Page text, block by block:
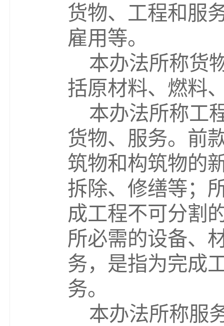
货物、工程和服
雇用等。
本办法所称货
括原材料、燃料
本办法所称工
货物、服务。前
筑物和构筑物的
拆除、修缮等；
成工程不可分割
所必需的设备、
务，是指为完成
务。
本办法所称服